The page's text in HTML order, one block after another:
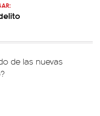
de las nuevas